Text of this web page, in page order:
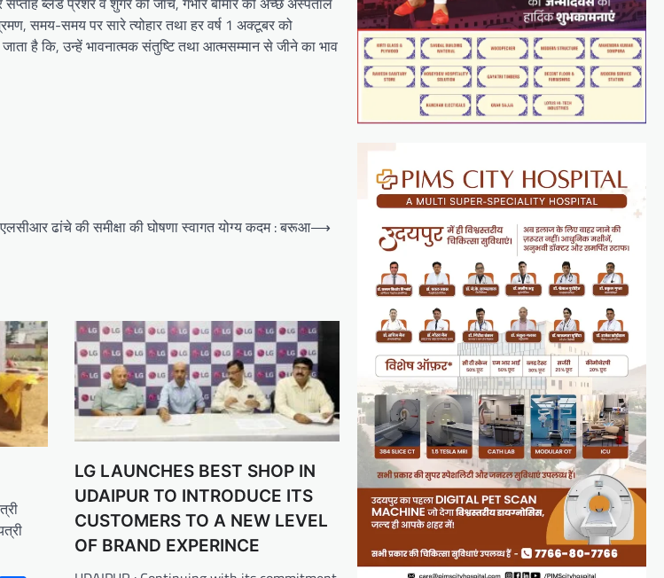
समय-समय पर सारे त्योहार तथा हर वर्ष 1 अक्टूबर को
है कि, उन्हें भावनात्मक संतुष्टि तथा आत्मसम्मान से जीने का भाव
एलसीआर ढांचे की समीक्षा की घोषणा स्वागत योग्य कदम : बरूआ⟶
LG LAUNCHES BEST SHOP IN
UDAIPUR TO INTRODUCE ITS
CUSTOMERS TO A NEW LEVEL
OF BRAND EXPERINCE